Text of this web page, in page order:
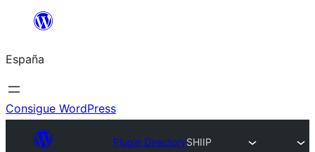
Saltar
contenido
España
Consigue WordPress
Plugin DirectorySHIIP